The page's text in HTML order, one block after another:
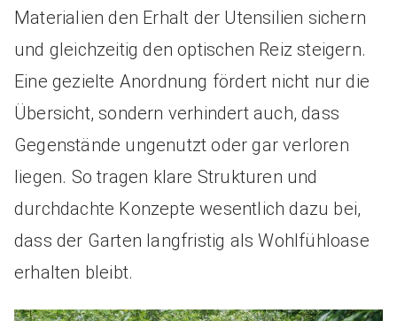
Materialien den Erhalt der Utensilien sichern
und gleichzeitig den optischen Reiz steigern.
Eine gezielte Anordnung fördert nicht nur die
Übersicht, sondern verhindert auch, dass
Gegenstände ungenutzt oder gar verloren
liegen. So tragen klare Strukturen und
durchdachte Konzepte wesentlich dazu bei,
dass der Garten langfristig als Wohlfühloase
erhalten bleibt.